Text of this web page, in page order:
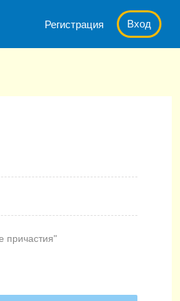
Регистрация Вход
причастия"